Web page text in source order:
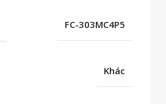
FC-303MC4P5
Khác